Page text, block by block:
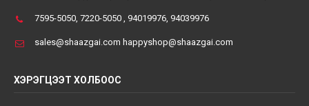
7595-5050, 7220-5050 , 94019976, 94039976
sales@shaazgai.com happyshop@shaazgai.com
ХЭРЭГЦЭЭТ ХОЛБООС